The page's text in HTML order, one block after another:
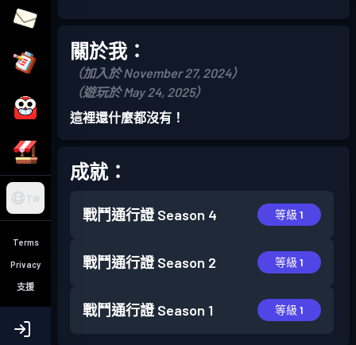
TW
Terms
Privacy
支援
關於我：
（加入於 November 27, 2024）
（遊玩於 May 24, 2025）
這裡還什麼都沒有！
成就：
戰鬥通行證 Season 4 等級 1
戰鬥通行證 Season 2 等級 1
戰鬥通行證 Season 1 等級 1